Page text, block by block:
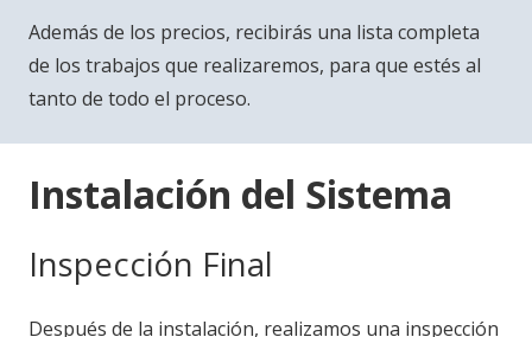
Además de los precios, recibirás una lista completa
de los trabajos que realizaremos, para que estés al
tanto de todo el proceso.
Instalación del Sistema
Inspección Final
Después de la instalación, realizamos una inspección